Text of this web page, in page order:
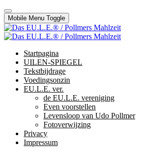
Mobile Menu Toggle
Startpagina
UILEN-SPIEGEL
Tekstbijdrage
Voedingsonzin
EU.L.E. ver.
de EU.L.E. vereniging
Even voorstellen
Levensloop van Udo Pollmer
Fotoverwijzing
Privacy
Impressum